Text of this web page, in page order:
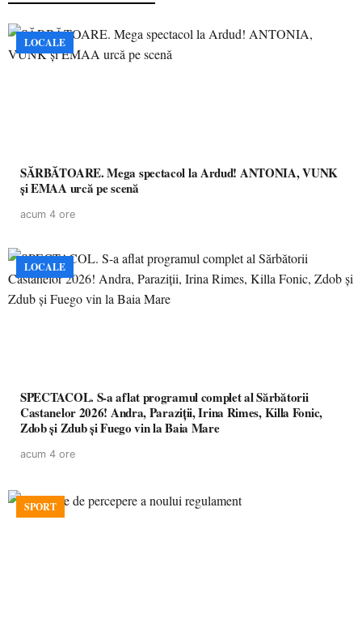
LOCALE
SĂRBĂTOARE. Mega spectacol la Ardud! ANTONIA, VUNK
și EMAA urcă pe scenă
acum 4 ore
LOCALE
SPECTACOL. S-a aflat programul complet al Sărbătorii
Castanelor 2026! Andra, Paraziții, Irina Rimes, Killa Fonic,
Zdob și Zdub și Fuego vin la Baia Mare
acum 4 ore
SPORT